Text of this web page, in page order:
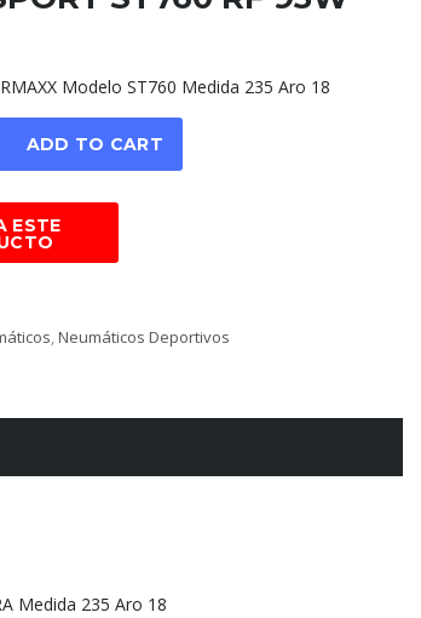
Modelo ST760 Medida 235 Aro 18
ADD TO CART
,Neumáticos Deportivos
Medida 235 Aro 18